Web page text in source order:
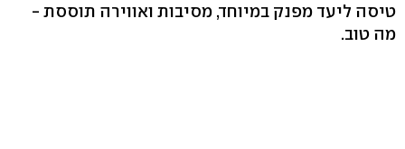
טיסה ליעד מפנק במיוחד, מסיבות ואווירה תוססת -
מה טוב.